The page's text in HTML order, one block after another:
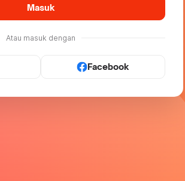
Masuk
Atau masuk dengan
Facebook